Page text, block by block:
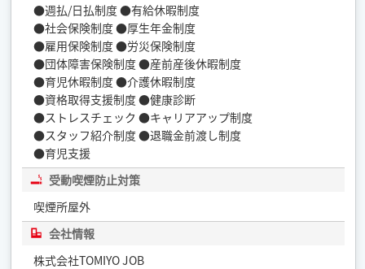
●週払/日払制度 ●有給休暇制度
●社会保険制度 ●厚生年金制度
●雇用保険制度 ●労災保険制度
●団体障害保険制度 ●産前産後休暇制度
●育児休暇制度 ●介護休暇制度
●資格取得支援制度 ●健康診断
●ストレスチェック ●キャリアアップ制度
●スタッフ紹介制度 ●退職金前渡し制度
●育児支援
受動喫煙防止対策
喫煙所屋外
会社情報
株式会社TOMIYO JOB